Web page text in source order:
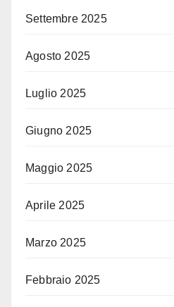
Settembre 2025
Agosto 2025
Luglio 2025
Giugno 2025
Maggio 2025
Aprile 2025
Marzo 2025
Febbraio 2025